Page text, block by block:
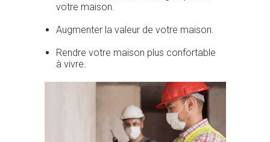
votre maison.
Augmenter la valeur de votre maison.
Rendre votre maison plus confortable
à vivre.